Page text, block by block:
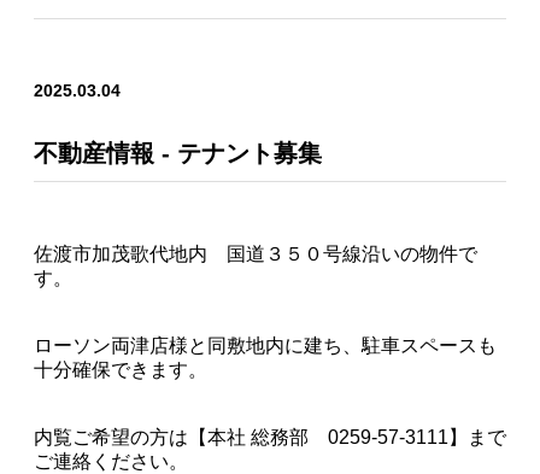
2025.03.04
不動産情報 - テナント募集
佐渡市加茂歌代地内 国道３５０号線沿いの物件で
す。
ローソン両津店様と同敷地内に建ち、駐車スペースも
十分確保できます。
内覧ご希望の方は【本社 総務部 0259-57-3111】まで
ご連絡ください。